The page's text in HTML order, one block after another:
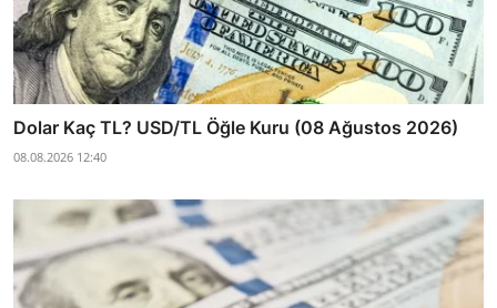
Dolar Kaç TL? USD/TL Öğle Kuru (08 Ağustos 2026)
08.08.2026 12:40